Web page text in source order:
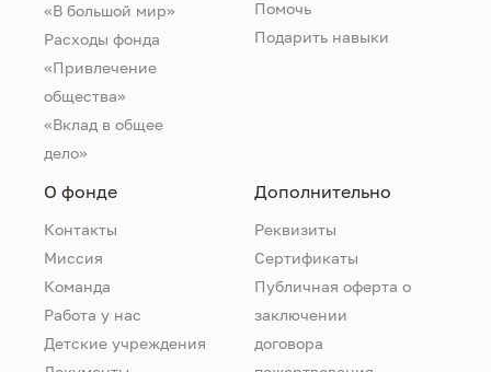
«В большой мир»
Расходы фонда
«Привлечение
общества»
«Вклад в общее
дело»
Помочь
Подарить навыки
О фонде
Контакты
Миссия
Команда
Работа у нас
Детские учреждения
Дополнительно
Реквизиты
Сертификаты
Публичная оферта о
заключении
договора